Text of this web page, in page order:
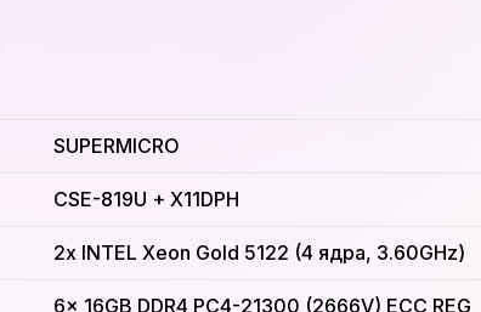
SUPERMICRO
CSE-819U + X11DPH
2x INTEL Xeon Gold 5122 (4 ядра, 3.60GHz)
6x 16GB DDR4 PC4-21300 (2666V) ECC REG